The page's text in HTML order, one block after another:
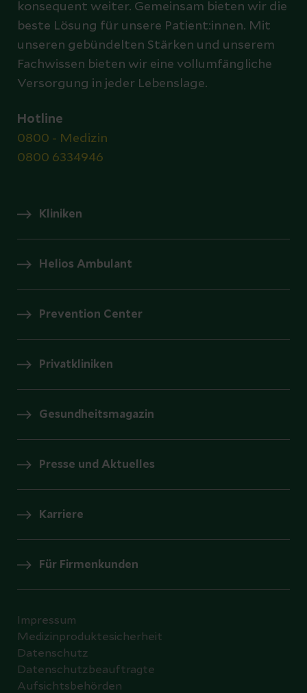
konsequent weiter. Gemeinsam bieten wir die
beste Lösung für unsere Patient:innen. Mit
unseren gebündelten Stärken und unserem
Fachwissen bieten wir eine vollumfängliche
Versorgung in jeder Lebenslage.
Hotline
0800 - Medizin
0800 6334946
Kliniken
Helios Ambulant
Prevention Center
Privatkliniken
Gesundheitsmagazin
Presse und Aktuelles
Karriere
Für Firmenkunden
Impressum
Medizinproduktesicherheit
Datenschutz
Datenschutzbeauftragte
Aufsichtsbehörden